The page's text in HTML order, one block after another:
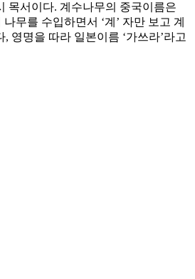
목서이다. 계수나무의 중국이름은
무를 수입하면서 ‘계’ 자만 보고 계
영명을 따라 일본이름 ‘가쓰라’라고